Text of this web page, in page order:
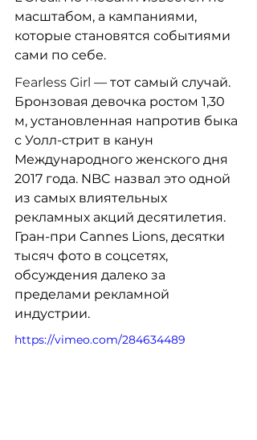
масштабом, а кампаниями,
которые становятся событиями
сами по себе.
Fearless Girl — тот самый случай.
Бронзовая девочка ростом 1,30
м, установленная напротив быка
с Уолл-стрит в канун
Международного женского дня
2017 года. NBC назвал это одной
из самых влиятельных
рекламных акций десятилетия.
Гран-при Cannes Lions, десятки
тысяч фото в соцсетях,
обсуждения далеко за
пределами рекламной
индустрии.
https://vimeo.com/284634489